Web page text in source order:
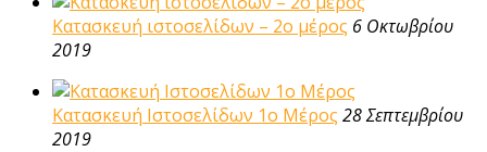
Κατασκευή ιστοσελίδων – 2ο μέρος 6 Οκτωβρίου
2019
Κατασκευή Ιστοσελίδων 1ο Μέρος 28 Σεπτεμβρίου
2019